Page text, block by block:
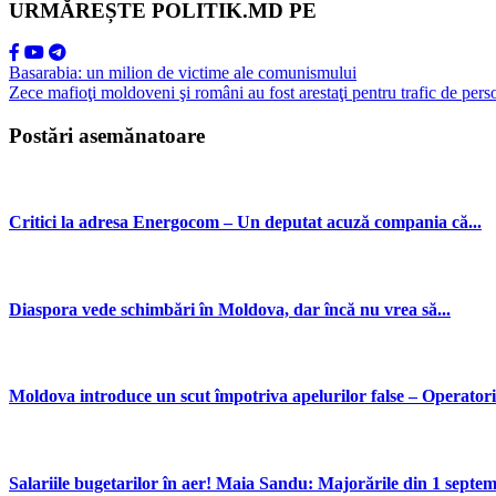
URMĂREȘTE POLITIK.MD PE
Basarabia: un milion de victime ale comunismului
Zece mafioţi moldoveni şi români au fost arestaţi pentru trafic de
Postări asemănatoare
Critici la adresa Energocom – Un deputat acuză compania că...
Diaspora vede schimbări în Moldova, dar încă nu vrea să...
Moldova introduce un scut împotriva apelurilor false –
Salariile bugetarilor în aer! Maia Sandu: Majorările din 1